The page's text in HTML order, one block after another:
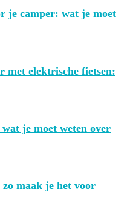
je camper: wat je moet
met elektrische fietsen:
je moet weten over
maak je het voor